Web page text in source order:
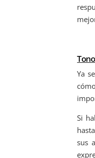
Ya
Si
sus